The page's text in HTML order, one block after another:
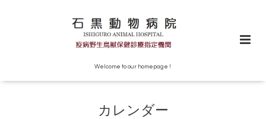
Welcome to our homepage !
カレンダー